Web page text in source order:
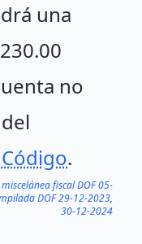
una
no
.
fiscal DOF 05-
DOF 29-12-2023,
30-12-2024